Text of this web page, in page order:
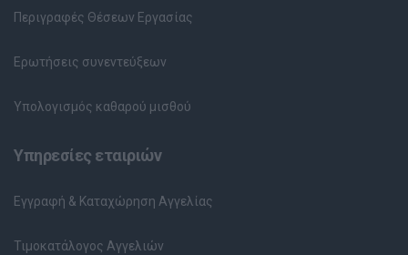
Περιγραφές Θέσεων Εργασίας
Ερωτήσεις συνεντεύξεων
Υπολογισμός καθαρού μισθού
Υπηρεσίες εταιριών
Εγγραφή & Καταχώρηση Αγγελίας
Τιμοκατάλογος Αγγελιών